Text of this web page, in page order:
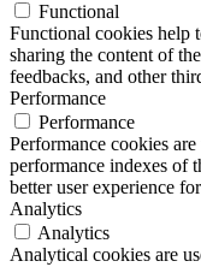
Functional
Functional cookies help
sharing the content of
feedbacks, and other
Performance
Performance
Performance cookies
performance indexes of
better user experience
Analytics
Analytics
Analytical cookies are